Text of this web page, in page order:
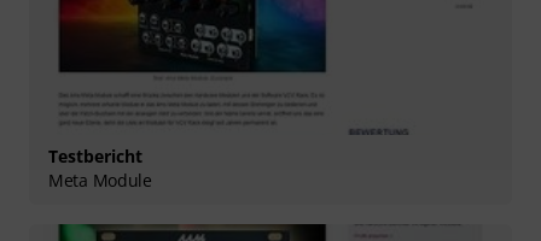
Testbericht
Meta Module